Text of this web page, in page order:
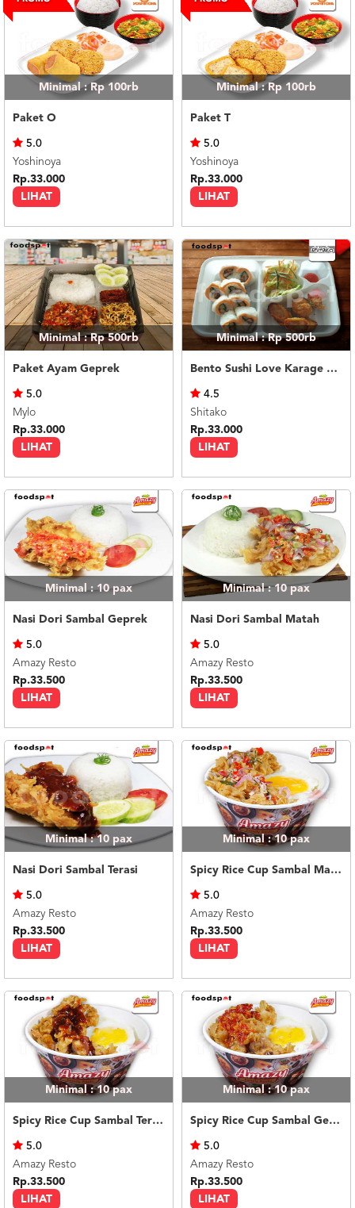
Minimal : Rp 100rb
Paket O
LIHAT
5.0
Yoshinoya
Rp.33.000
Minimal : Rp 100rb
Paket T
LIHAT
5.0
Yoshinoya
Rp.33.000
Minimal : Rp 500rb
Paket Ayam Geprek
LIHAT
5.0
Mylo
Rp.33.000
Minimal : Rp 500rb
Bento Sushi Love Karage Mentai
LIHAT
4.5
Shitako
Rp.33.000
Minimal : 10pax
Nasi Dori Sambal Geprek
LIHAT
5.0
Amazy Resto
Rp.33.500
Minimal : 10pax
Nasi Dori Sambal Matah
LIHAT
5.0
Amazy Resto
Rp.33.500
Minimal : 10 pax
Nasi Dori Sambal Terasi
LIHAT
5.0
Amazy Resto
Rp.33.500
Minimal : 10pax
Spicy Rice Cup Sambal Matah
LIHAT
5.0
Amazy Resto
Rp.33.500
Minimal : 10pax
Spicy Rice Cup Sambal Terasi
LIHAT
5.0
Amazy Resto
Rp.33.500
Minimal : 10pax
Spicy Rice Cup Sambal Geprek
LIHAT
5.0
Amazy Resto
Rp.33.500